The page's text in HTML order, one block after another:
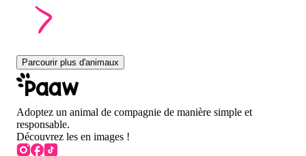
Parcourir plus d'animaux
Adoptez un animal de compagnie de manière simple et
responsable.
Découvrez les en images !